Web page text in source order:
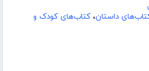
داستان، کتاب‌های کودک و